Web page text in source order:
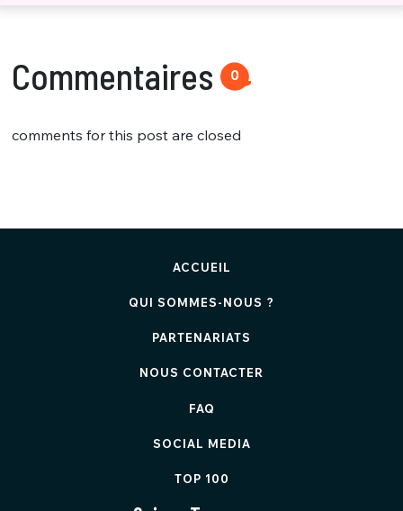
Commentaires 0
comments for this post are closed
ACCUEIL
QUI SOMMES-NOUS ?
PARTENARIATS
NOUS CONTACTER
FAQ
SOCIAL MEDIA
TOP 100